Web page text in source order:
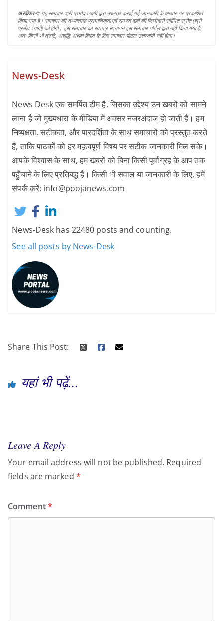
अस्वीकरण:यह समाचार श्री प्रमोद त्यागी द्वारा उपलब्ध कराई गई जानकारी के आधार पर प्रकाशित
किया गया है। समाचार की तथ्यात्मक प्रामाणिकता एवं समस्त दावों की जिम्मेदारी संबंधित स्रोत (श्री
प्रमोद त्यागी) की होगी। इस समाचार का स्वतंत्र सत्यापन इस समाचार पोर्टल द्वारा नहीं किया गया है,
अतः किसी भी त्रुटि, अशुद्धि अथवा विवाद के लिए समाचार पोर्टल उत्तरदायी नहीं होगा।
News-Desk
News Desk एक समर्पित टीम है, जिसका उद्देश्य उन खबरों को सामने
लाना है जो मुख्यधारा के मीडिया में अक्सर नजरअंदाज हो जाती हैं। हम
निष्पक्षता, सटीकता, और पारदर्शिता के साथ समाचारों को प्रस्तुत करते
हैं, ताकि पाठकों को हर महत्वपूर्ण विषय पर सटीक जानकारी मिल सके।
आपके विश्वास के साथ, हम खबरों को बिना किसी पूर्वाग्रह के आप तक
पहुँचाने के लिए प्रतिबद्ध हैं। किसी भी सवाल या जानकारी के लिए, हमें
संपर्क करें: info@poojanews.com
News-Desk has 22480 posts and counting.
See all posts by News-Desk
Share This Post:
यहां भी पढ़ें...
Leave A Reply
Your email address will not be published. Required
fields are marked *
Comment*